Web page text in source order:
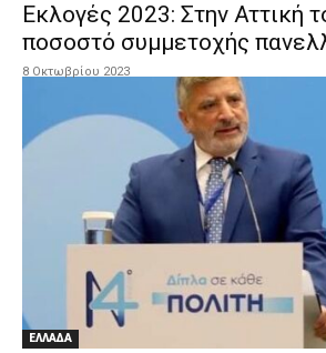
Εκλογές 2023: Στην Αττική
ποσοστό συμμετοχής
8 Οκτωβρίου 2023
ΕΛΛΑΔΑ